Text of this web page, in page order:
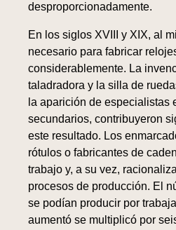
desproporcionadamente.
En los siglos XVIII y XIX, al
necesario para fabricar
considerablemente. La
taladradora y la silla de
la aparición de especialistas
secundarios, contribuyeron
este resultado. Los
rótulos o fabricantes de
trabajo y, a su vez,
procesos de producción. El
se podían producir por
aumentó se multiplicó por